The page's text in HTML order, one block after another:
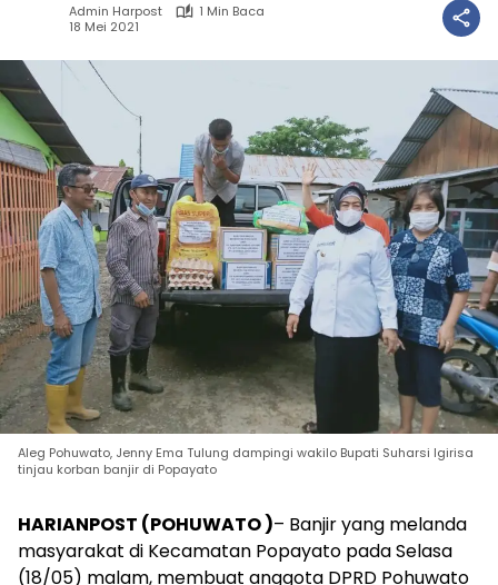
Admin Harpost
1 Min Baca
18 Mei 2021
Aleg Pohuwato, Jenny Ema Tulung dampingi wakilo Bupati Suharsi Igirisa
tinjau korban banjir di Popayato
HARIANPOST (POHUWATO )– Banjir yang melanda
masyarakat di Kecamatan Popayato pada Selasa
(18/05) malam, membuat anggota DPRD Pohuwato